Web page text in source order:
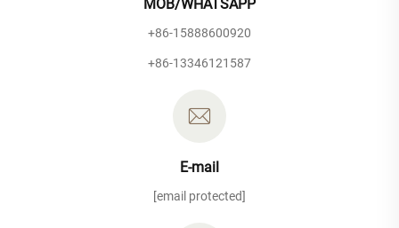
MOB/WHATSAPP
+86-15888600920
+86-13346121587
E-mail
[email protected]